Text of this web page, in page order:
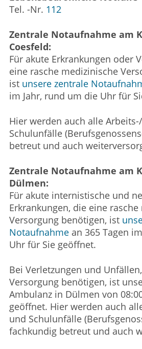
Tel. -Nr. 112
Zentrale Notaufnahme am
Coesfeld:
Für akute Erkrankungen oder
eine rasche medizinische
ist unsere zentrale
im Jahr, rund um die Uhr für
Hier werden auch alle
Schulunfälle
betreut und auch
Zentrale Notaufnahme am
Dülmen:
Für akute internistische und
Erkrankungen, die eine
Versorgung benötigen, ist
Notaufnahme an 365 Tagen
Uhr für Sie geöffnet.
Bei Verletzungen und
Versorgung benötigen, ist
Ambulanz in Dülmen von
geöffnet. Hier werden auch
und Schulunfälle
fachkundig betreut und auch